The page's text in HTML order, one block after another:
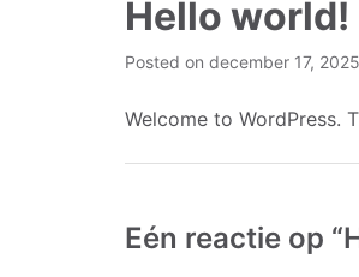
Hello world!
Posted on december 17, 2025
Welcome to WordPress.
Eén reactie op